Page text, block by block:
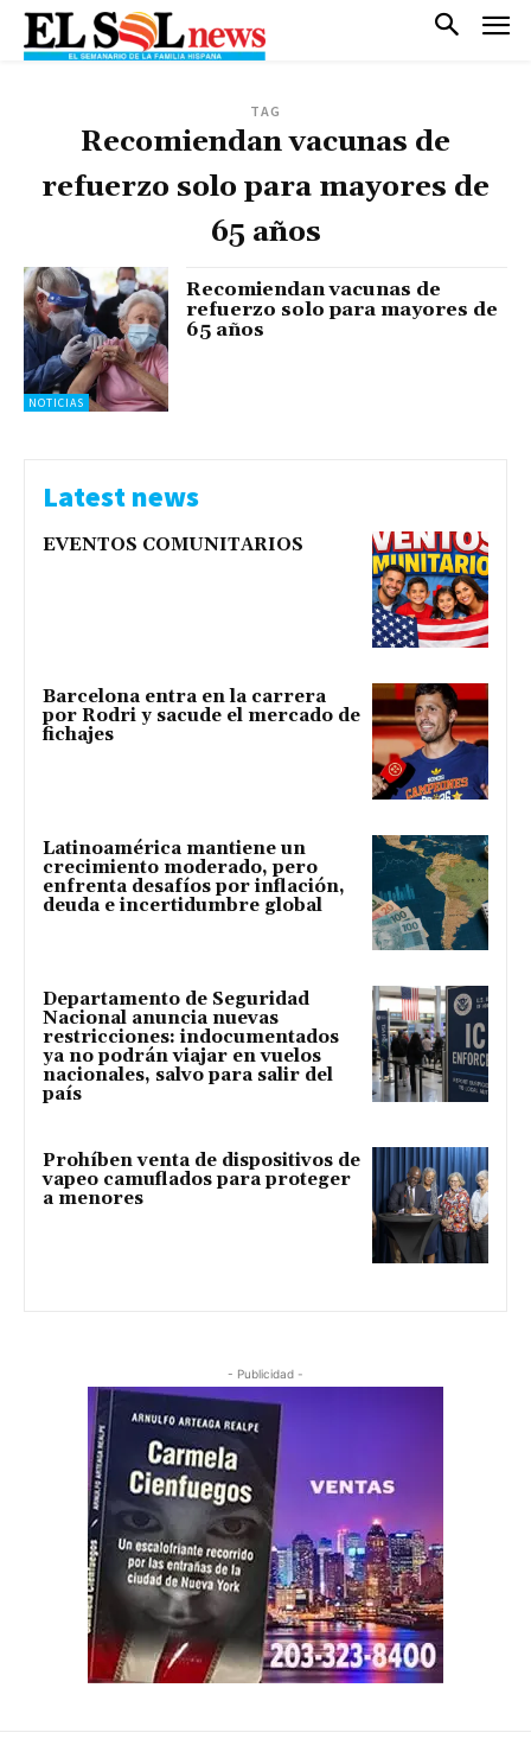
TAG
Recomiendan vacunas de
refuerzo solo para mayores de
65 años
NOTICIAS
Recomiendan vacunas de
refuerzo solo para mayores de
65 años
Latest news
EVENTOS COMUNITARIOS
Barcelona entra en la carrera
por Rodri y sacude el mercado de
fichajes
Latinoamérica mantiene un
crecimiento moderado, pero
enfrenta desafíos por inflación,
deuda e incertidumbre global
Departamento de Seguridad
Nacional anuncia nuevas
restricciones: indocumentados
ya no podrán viajar en vuelos
nacionales, salvo para salir del
país
Prohíben venta de dispositivos de
vapeo camuflados para proteger
a menores
- Publicidad -